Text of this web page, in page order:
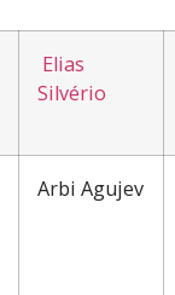
Elias
Silvério
Arbi Agujev